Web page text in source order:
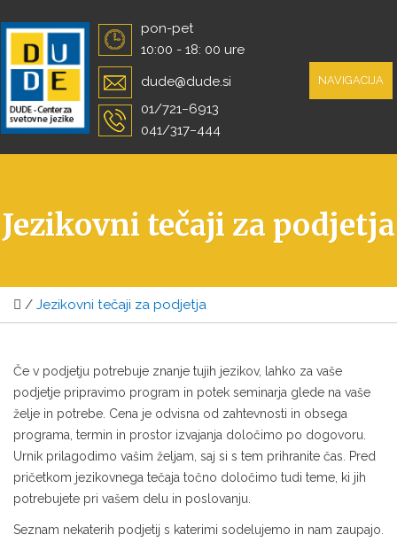
to
content
pon-pet
10:00 - 18: 00 ure
dude@dude.si
01/721−6913
041/317−444
NAVIGACIJA
Jezikovni tečaji za podjetja
/ Jezikovni tečaji za podjetja
Če v podjetju potrebuje znanje tujih jezikov, lahko za vaše
podjetje pripravimo program in potek seminarja glede na vaše
želje in potrebe. Cena je odvisna od zahtevnosti in obsega
programa, termin in prostor izvajanja določimo po dogovoru.
Urnik prilagodimo vašim željam, saj si s tem prihranite čas. Pred
pričetkom jezikovnega tečaja točno določimo tudi teme, ki jih
potrebujete pri vašem delu in poslovanju.
Seznam nekaterih podjetij s katerimi sodelujemo in nam zaupajo.